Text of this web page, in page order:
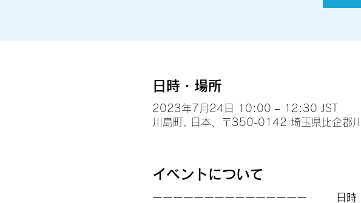
日時・場所
2023年7月24日 10:00 – 12:30 JST
川島町, 日本、〒350-0142 埼玉県比企郡川
イベントについて
ーーーーーーーーーーーーーーー 日